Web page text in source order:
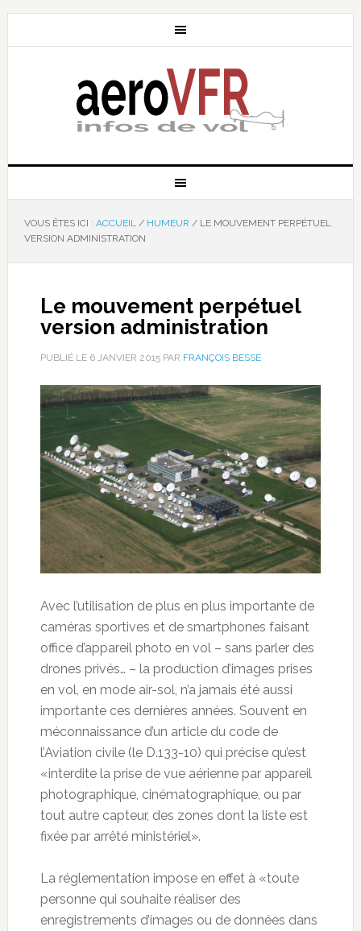
VOUS ÊTES ICI : ACCUEIL / HUMEUR /LE MOUVEMENT PERPÉTUEL
VERSION ADMINISTRATION
Le mouvement perpétuel
version administration
PUBLIÉ LE 6 JANVIER 2015PAR FRANÇOIS BESSE
Avec l’utilisation de plus en plus importante de
caméras sportives et de smartphones faisant
office d’appareil photo en vol – sans parler des
drones privés… – la production d’images prises
en vol, en mode air-sol, n’a jamais été aussi
importante ces dernières années. Souvent en
méconnaissance d’un article du code de
l’Aviation civile (le D.133-10) qui précisequ’est
«interdite la prise de vue aérienne par appareil
photographique, cinématographique, ou par
tout autre capteur, des zones dont la liste est
fixée par arrêté ministériel».
La réglementation impose en effet à «toute
personne qui souhaite réaliser des
enregistrements d’images ou de données dans